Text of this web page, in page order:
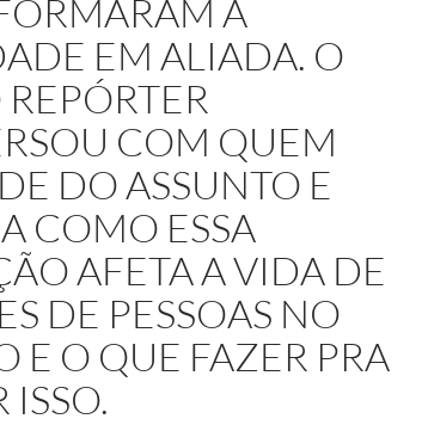
A
EM ALIADA. O
COM QUEM
DO ASSUNTO E
COMO ESSA
AFETA A VIDA DE
DE PESSOAS NO
E O QUE FAZER PRA